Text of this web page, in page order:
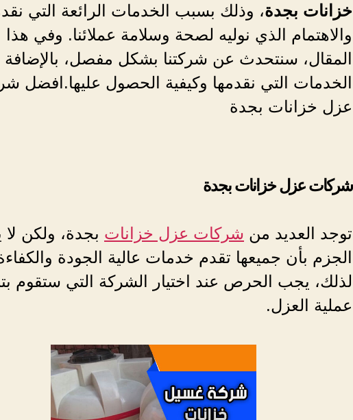
خزانات بجدة، وذلك بسبب الخدمات الرائعة التي
والاهتمام الذي نوليه لصحة وسلامة عملائنا. وفي هذا
المقال، سنتحدث عن شركتنا بشكل مفصل، بالإضافة
الخدمات التي نقدمها وكيفية الحصول عليها.افضل
عزل خزانات بجدة
شركات عزل خزانات بجدة
توجد العديد من شركات عزل خزانات بجدة، ولكن
الجزم بأن جميعها تقدم خدمات عالية الجودة
لذلك، يجب الحرص عند اختيار الشركة التي ستقوم
عملية العزل.